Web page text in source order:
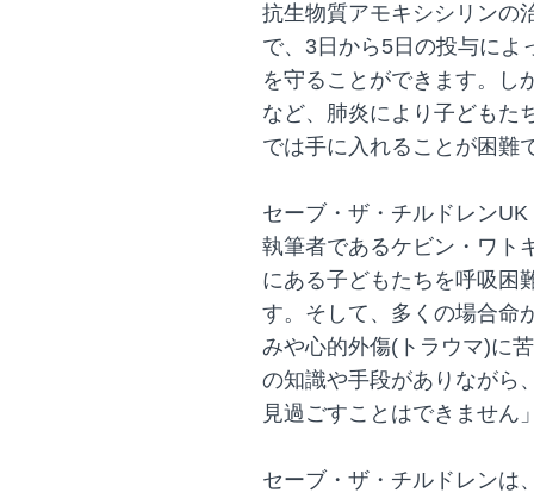
抗生物質アモキシシリンの
で、3日から5日の投与によ
を守ることができます。し
など、肺炎により子どもた
では手に入れることが困難
セーブ・ザ・チルドレン
執筆者であるケビン・ワト
にある子どもたちを呼吸困
す。そして、多くの場合命
みや心的外傷(トラウマ)に
の知識や手段がありながら
見過ごすことはできません
セーブ・ザ・チルドレンは